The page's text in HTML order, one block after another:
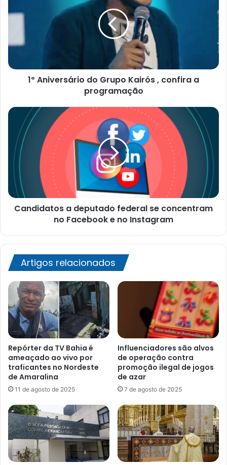
Grupo
confira
programação
1º Aniversário do Grupo Kairós , confira a
programação
Candidatos
deputado
federal
se
concentram
no
Facebook
e
noCandidatos a deputado federal se concentram
no Facebook e no Instagram
Artigos relacionados
Repórter da TV Bahia é
ameaçado ao vivo por
traficantes no Nordeste
de Amaralina
11 de agosto de 2025
Influenciadores são alvos
de operação contra
promoção ilegal de jogos
de azar
7 de agosto de 2025